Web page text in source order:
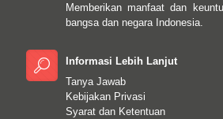
Memberikan manfaat dan
bangsa dan negara Indonesia.
Informasi Lebih Lanjut
Tanya Jawab
Kebijakan Privasi
Syarat dan Ketentuan